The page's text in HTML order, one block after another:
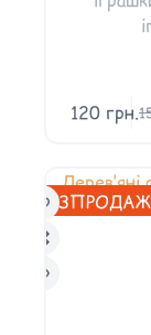
120 грн.
РОЗПРОДАЖ